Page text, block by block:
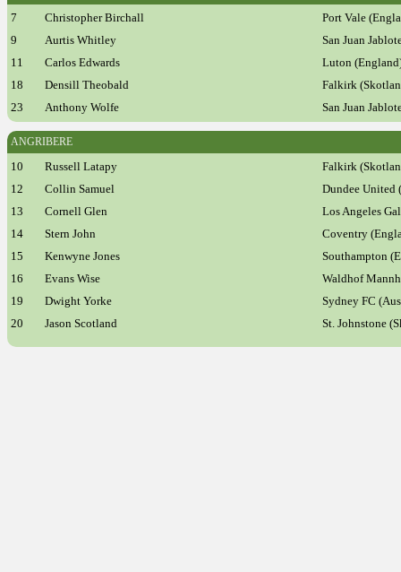
7 Christopher Birchall
Port Vale
9
Aurtis Whitley
San Juan
11
Carlos Edwards
Luton
18
Densill Theobald
Falkirk
23
Anthony Wolfe San Juan
ANGRIBERE
10 Russell Latapy
Falkirk
12
Collin Samuel
Dundee United
13
Cornell Glen
Los Angeles
14
Stern John
Coventry
15
Kenwyne Jones
Southampton
16
Evans Wise
Waldhof
19
Dwight Yorke
Sydney FC
20
Jason Scotland St. Johnstone